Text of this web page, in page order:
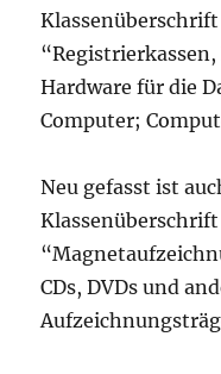
Hardware für die
Computer;
Neu gefasst ist
CDs, DVDs und